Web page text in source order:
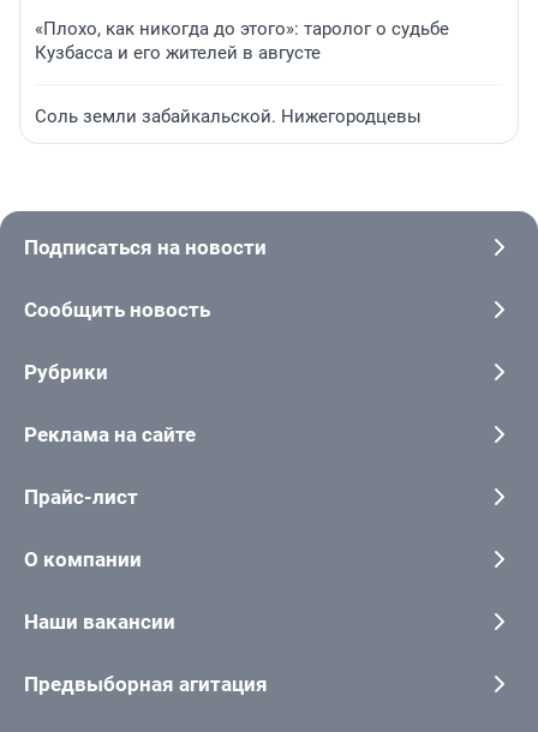
«Плохо, как никогда до этого»: таролог о судьбе
Кузбасса и его жителей в августе
Соль земли забайкальской. Нижегородцевы
Подписаться на новости
Сообщить новость
Рубрики
Реклама на сайте
Прайс-лист
О компании
Наши вакансии
Предвыборная агитация